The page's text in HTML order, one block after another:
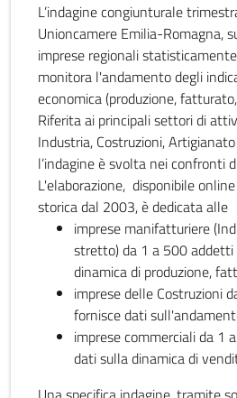
L’indagine congiunturale
Unioncamere Emilia-Romagna,
imprese regionali
monitora l'andamento degli
economica (produzione,
Riferita ai principali settori di
Industria, Costruzioni,
l’indagine è svolta nei confronti
L'elaborazione, disponibile
storica dal 2003, è dedicata alle
imprese manifatturiere
stretto) da 1 a 500
dinamica di produzione,
imprese delle Costruzioni
fornisce dati
imprese commerciali da 1
dati sulla dinamica di